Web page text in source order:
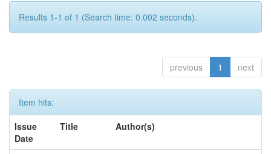
Results 1-1 of 1 (Search time: 0.002 seconds).
previous 1 next
Item hits:
Issue
Date
Title Author(s)